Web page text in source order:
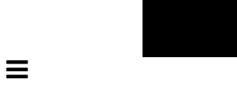
Veksle
navigasjon